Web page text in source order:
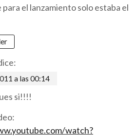
para el lanzamiento solo estaba el
a las 00:14
si!!!!
watch?